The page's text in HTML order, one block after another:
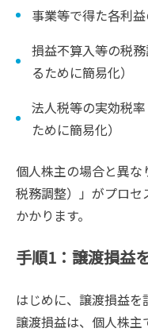
事業等で得た各利
損益不算入等の税
るために簡易化）
法人税等の実効税
ために簡易化）
個人株主の場合と異
税務調整）」がプロ
かかります。
手順1：譲渡損益
はじめに、譲渡損益を
譲渡損益は、個人株